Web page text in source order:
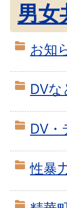
男女
お知
DVな
DV・
性暴